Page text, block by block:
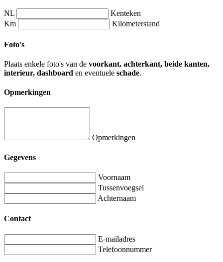
NL
Kenteken
Km
Kilometerstand
Foto's
Plaats enkele foto's van de voorkant, achterkant, beide kanten,
interieur, dashboard en eventuele schade.
Opmerkingen
Opmerkingen
Gegevens
Voornaam
Tussenvoegsel
Achternaam
Contact
E-mailadres
Telefoonnummer